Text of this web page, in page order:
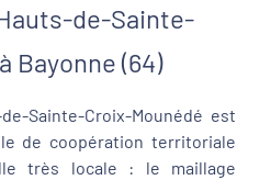
de-Sainte-
Bayonne (64)
Sainte-Croix-Mounédé est
de coopération territoriale
très locale : le maillage